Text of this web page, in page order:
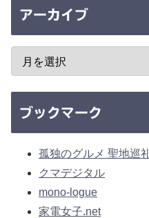
アーカイブ
ブックマーク
孤独のグルメ 聖地巡
クマデジタル
mono-logue
家電女子.net